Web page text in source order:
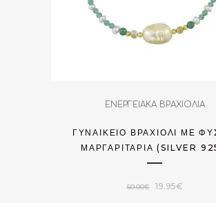
ΕΝΕΡΓΕΙΑΚΑ ΒΡΑΧΙΟΛΙΑ
ΓΥΝΑΙΚΕΊΟ ΒΡΑΧΙΌΛΙ ΜΕ
ΜΑΡΓΑΡΙΤΆΡΙΑ (SILVER
50.00€
Original
19.95€Η